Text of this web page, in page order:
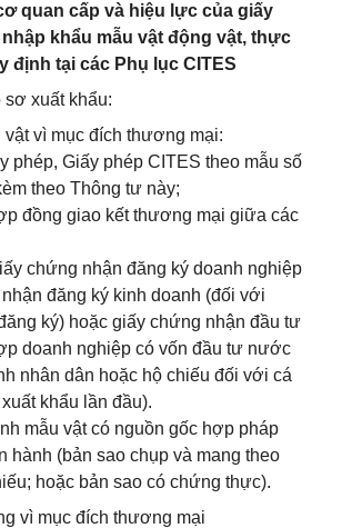
quan cấp và hiệu lực của giấy
khẩu mẫu vật động vật, thực
định tại các Phụ lục CITES
sơ xuất khẩu:
vật vì mục đích thương mại:
phép, Giấy phép CITES theo mẫu số
theo Thông tư này;
đồng giao kết thương mại giữa các
chứng nhận đăng ký doanh nghiệp
đăng ký kinh doanh (đối với
ký) hoặc giấy chứng nhận đầu tư
doanh nghiệp có vốn đầu tư nước
nhân dân hoặc hộ chiếu đối với cá
khẩu lần đầu).
mẫu vật có nguồn gốc hợp pháp
hành (bản sao chụp và mang theo
hoặc bản sao có chứng thực).
vì mục đích thương mại